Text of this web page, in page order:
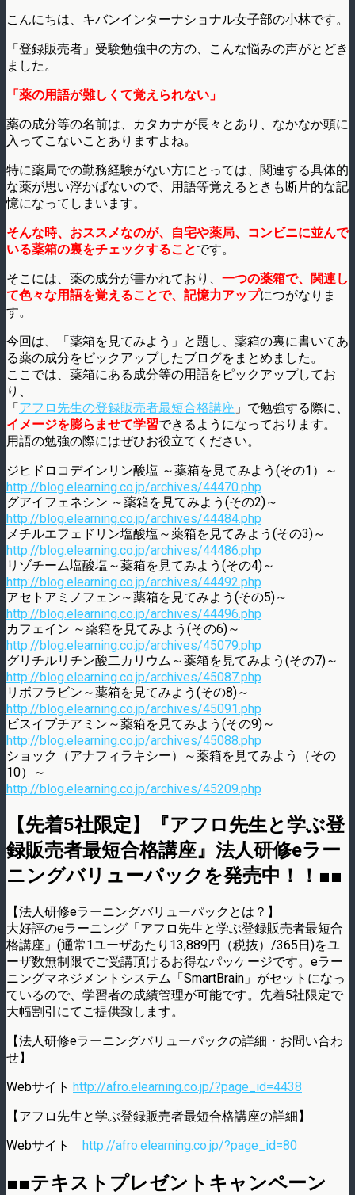
こんにちは、キバンインターナショナル女子部の小林です。
「登録販売者」受験勉強中の方の、こんな悩みの声がとどき
ました。
「薬の用語が難しくて覚えられない」
薬の成分等の名前は、カタカナが長々とあり、なかなか頭に
入ってこないことありますよね。
特に薬局での勤務経験がない方にとっては、関連する具体的
な薬が思い浮かばないので、用語等覚えるときも断片的な記
憶になってしまいます。
そんな時、おススメなのが、自宅や薬局、コンビニに並んで
いる薬箱の裏をチェックすることです。
そこには、薬の成分が書かれており、 一つの薬箱で、関連し
て色々な用語を覚えることで、記憶力アップにつがなりま
す。
今回は、「薬箱を見てみよう」と題し、薬箱の裏に書いてあ
る薬の成分をピックアップしたブログをまとめました。
ここでは、薬箱にある成分等の用語をピックアップしてお
り、
「アフロ先生の登録販売者最短合格講座 」で勉強する際に、
イメージを膨らませて学習できるようになっております。
用語の勉強の際にはぜひお役立てください。
ジヒドロコデインリン酸塩 ～薬箱を見てみよう(その1）～
http://blog.elearning.co.jp/archives/44470.php
グアイフェネシン ～薬箱を見てみよう(その2)～
http://blog.elearning.co.jp/archives/44484.php
メチルエフェドリン塩酸塩～薬箱を見てみよう(その3)～
http://blog.elearning.co.jp/archives/44486.php
リゾチーム塩酸塩～薬箱を見てみよう(その4)～
http://blog.elearning.co.jp/archives/44492.php
アセトアミノフェン～薬箱を見てみよう(その5)～
http://blog.elearning.co.jp/archives/44496.php
カフェイン ～薬箱を見てみよう(その6)～
http://blog.elearning.co.jp/archives/45079.php
グリチルリチン酸二カリウム～薬箱を見てみよう(その7)～
http://blog.elearning.co.jp/archives/45087.php
リボフラビン～薬箱を見てみよう(その8)～
http://blog.elearning.co.jp/archives/45091.php
ビスイブチアミン～薬箱を見てみよう(その9)～
http://blog.elearning.co.jp/archives/45088.php
ショック（アナフィラキシー）～薬箱を見てみよう（その
10）～
http://blog.elearning.co.jp/archives/45209.php
【先着5社限定】『アフロ先生と学ぶ登
録販売者最短合格講座』法人研修eラー
ニングバリューパックを発売中！！■■
【法人研修eラーニングバリューパックとは？】
大好評のeラーニング「アフロ先生と学ぶ登録販売者最短合
格講座」(通常1ユーザあたり13,889円（税抜）/365日)をユ
ーザ数無制限でご受講頂けるお得なパッケージです。eラー
ニングマネジメントシステム「SmartBrain」がセットになっ
ているので、学習者の成績管理が可能です。先着5社限定で
大幅割引にてご提供致します。
【法人研修eラーニングバリューパックの詳細・お問い合わ
せ】
Webサイト http://afro.elearning.co.jp/?page_id=4438
【アフロ先生と学ぶ登録販売者最短合格講座の詳細】
Webサイト http://afro.elearning.co.jp/?page_id=80
■■テキストプレゼントキャンペーン